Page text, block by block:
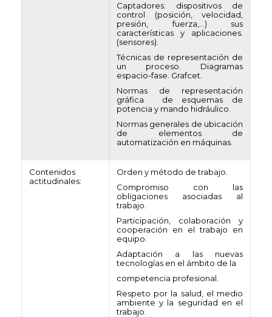
Captadores: dispositivos de
control (posición, velocidad,
presión, fuerza,…) sus
características y aplicaciones.
(sensores).
Técnicas de representación de
un proceso. Diagramas
espacio-fase. Grafcet.
Normas de representación
gráfica de esquemas de
potencia y mando hidráulico.
Normas generales de ubicación
de elementos de
automatización en máquinas.
Contenidos
actitudinales:
Orden y método de trabajo.
Compromiso con las
obligaciones asociadas al
trabajo.
Participación, colaboración y
cooperación en el trabajo en
equipo.
Adaptación a las nuevas
tecnologías en el ámbito de la
competencia profesional.
Respeto por la salud, el medio
ambiente y la seguridad en el
trabajo.